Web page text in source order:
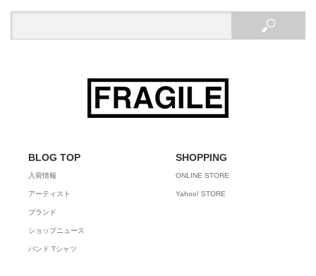
BLOG TOP
入荷情報
アーティスト
ブランド
ショップニュース
バンド Tシャツ
SHOPPING
ONLINE STORE
Yahoo! STORE